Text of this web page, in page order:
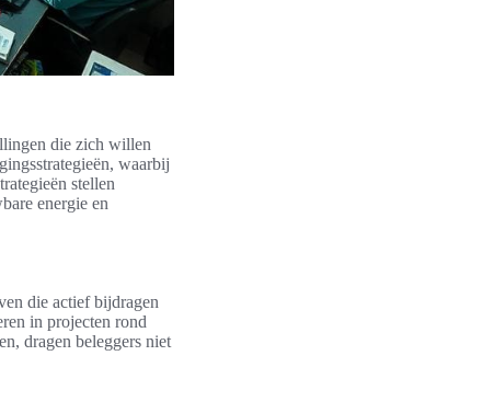
die zich willen
waarbij
stellen
energie en
die actief bijdragen
in projecten rond
dragen beleggers niet